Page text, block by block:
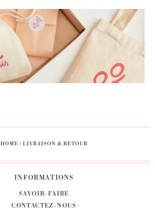
HOME / LIVRAISON & RETOUR
INFORMATIONS
SAVOIR-FAIRE
CONTACTEZ-NOUS